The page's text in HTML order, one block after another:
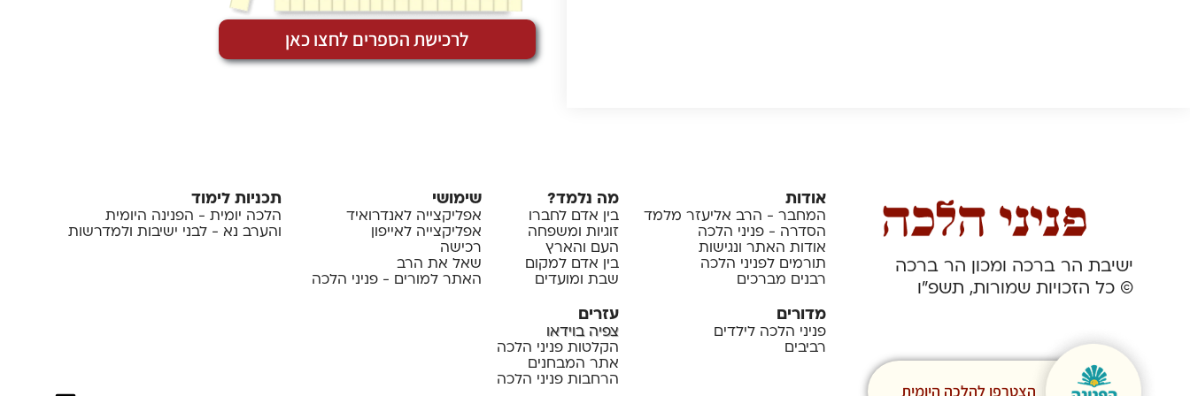
לרכישת הספרים לחצו כאן
ישיבת הר ברכה ומכון הר ברכה
© כל הזכויות שמורות, תשפ”ו
הצטרפו להלכה היומית
אודות
המחבר - הרב אליעזר מלמד
הסדרה - פניני הלכה
אודות האתר ונגישות
תורמים לפניני הלכה
רבנים מברכים
מה נלמד?
בין אדם לחברו
זוגיות ומשפחה
העם והארץ
בין אדם למקום
שבת ומועדים
שימושי
אפליקצייה לאנדרואיד
אפליקצייה לאייפון
רכישה
שאל את הרב
האתר למורים - פניני הלכה
תכניות לימוד
הלכה יומית - הפנינה היומית
והערב נא - לבני ישיבות ולמדרשות
מדורים
פניני הלכה לילדים
רביבים
עזרים
צפיה בוידאו
הקלטות פניני הלכה
אתר המבחנים
הרחבות פניני הלכה